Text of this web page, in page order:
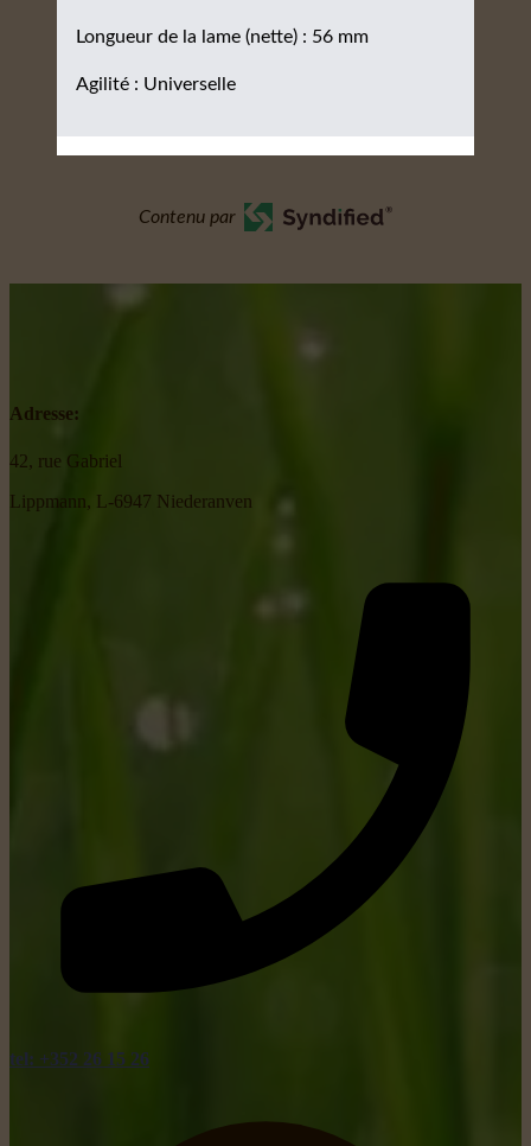
Longueur de la lame (nette) : 56 mm
Agilité : Universelle
Contenu par
Adresse:
42, rue Gabriel
Lippmann, L-6947 Niederanven
tel: +352 26 15 26